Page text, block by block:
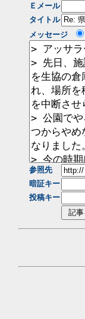
Ｅメール
タイトル
メッセージ
参照先
暗証キー
投稿キー